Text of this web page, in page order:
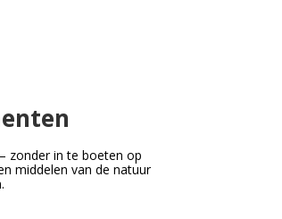
zonder in te boeten op
middelen van de natuur